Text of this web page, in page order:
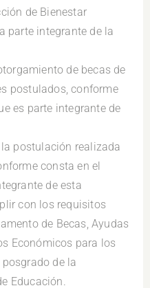
de Bienestar
parte integrante de la
de becas de
postulados, conforme
es parte integrante de
postulación realizada
consta en el
de esta
con los requisitos
de Becas, Ayudas
Económicos para los
de la
Educación.